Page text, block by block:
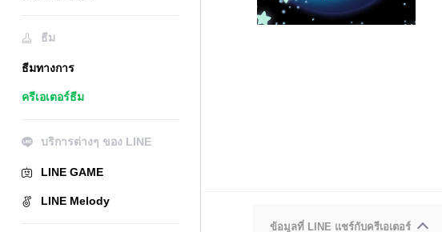
ธีม
ธีมทางการ
ครีเอเตอร์ธีม
บริการต่างๆ ของ LINE
LINE GAME
LINE Melody
ข้อมูลที่ LINE แชร์กับครีเอเตอร์